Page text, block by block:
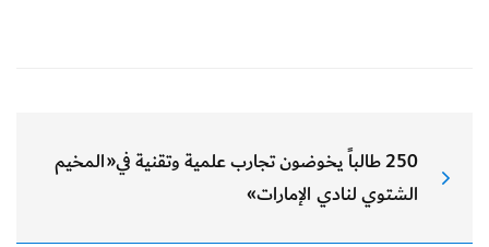
250 طالباً يخوضون تجارب علمية وتقنية في«المخيم
الشتوي لنادي الإمارات»